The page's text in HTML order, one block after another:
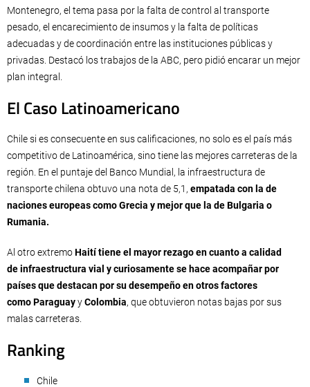
Montenegro, el tema pasa por la falta de control al transporte
pesado, el encarecimiento de insumos y la falta de políticas
adecuadas y de coordinación entre las instituciones públicas y
privadas. Destacó los trabajos de la ABC, pero pidió encarar un mejor
plan integral.
El Caso Latinoamericano
Chile si es consecuente en sus calificaciones, no solo es el país más
competitivo de Latinoamérica, sino tiene las mejores carreteras de la
región. En el puntaje del Banco Mundial, la infraestructura de
transporte chilena obtuvo una nota de 5,1, empatada con la de
naciones europeas como Grecia y mejor que la de Bulgaria o
Rumania.
Al otro extremoHaití tiene el mayor rezago en cuanto a calidad
de infraestructura vial y curiosamente se hace acompañar por
países que destacan por su desempeño en otros factores
como ParaguayyColombia, que obtuvieron notas bajas por sus
malas carreteras.
Ranking
Chile